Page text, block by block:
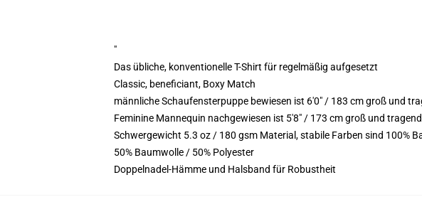
"
Das übliche, konventionelle T-Shirt für regelmäßig aufgesetzt
Classic, beneficiant, Boxy Match
männliche Schaufensterpuppe bewiesen ist 6'0" / 183 cm groß und
Feminine Mannequin nachgewiesen ist 5'8" / 173 cm groß und
Schwergewicht 5.3 oz / 180 gsm Material, stabile Farben sind 100%
50% Baumwolle / 50% Polyester
Doppelnadel-Hämme und Halsband für Robustheit